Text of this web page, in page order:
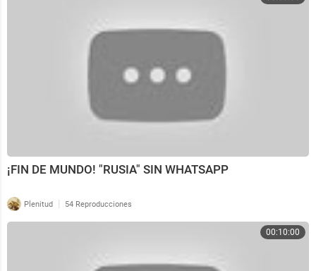
¡FIN DE MUNDO! "RUSIA" SIN WHATSAPP
Plenitud | 54 Reproducciones
00:10:00